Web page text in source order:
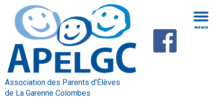
Association des Parents d'Élèves
de La Garenne Colombes